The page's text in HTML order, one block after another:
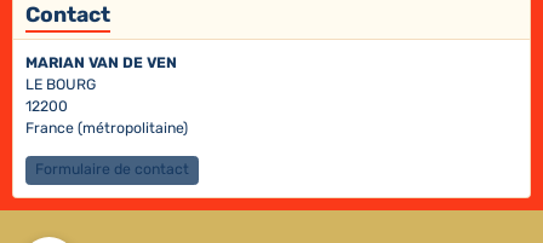
Contact
MARIAN VAN DE VEN
LE BOURG
12200
France (métropolitaine)
Formulaire de contact